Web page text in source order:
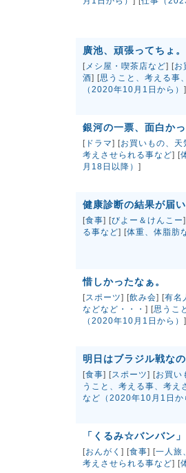
廣池、頑張ってちょ。
[メシ屋・喫茶店など] [お
酒] [思うこと、考える事
（2020年10月1日から） ]
銀河の一票、面白かっ
[ ドラマ] [お買いもの、
考えさせられる事など] [
月18日以降） ]
健康診断の結果が届い
[食事] [びよー＆けんこー
る事など] [体重、体脂肪
惜しかったなぁ。
[スポーツ] [飲み会] [有名
などなど・・・ ] [思うこ
（2020年10月1日から）
明日はブラジル戦な
[食事] [スポーツ] [お買い
うこと、考える事、考え
など（2020年10月1日か
「くるみ☆バンバン」
[おんがく ] [食事] [一人旅
考えさせられる事など] [